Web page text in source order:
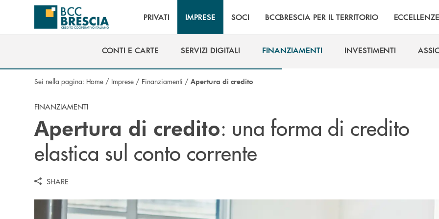
Salta al contenuto principale
PRIVATI IMPRESE SOCI BCCBRESCIA PER IL TERRITORIO ECCELLENZE
CONTI E CARTE
SERVIZI DIGITALI
FINANZIAMENTI
INVESTIMENTI
Sei nella pagina: Home / Imprese / Finanziamenti / Apertura di credito
FINANZIAMENTI
Apertura di credito: una forma di credito
elastica sul conto corrente
SHARE